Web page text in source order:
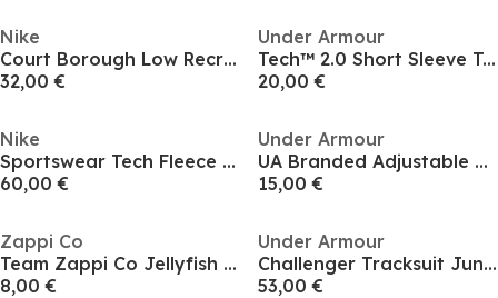
Nike
Court Borough Low Recraft Infant Shoes
32,00 €
Under Armour
Tech™ 2.0 Short Sleeve T-Shirt Juniors
20,00 €
Nike
Sportswear Tech Fleece Full-Zip Hoodie Juniors
60,00 €
Under Armour
UA Branded Adjustable Cap Boy's
15,00 €
Zappi Co
Team Zappi Co Jellyfish Blue Soft Toy 33 cm
8,00 €
Under Armour
Challenger Tracksuit Juniors
53,00 €